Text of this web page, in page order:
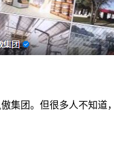
团。但很多人不知道